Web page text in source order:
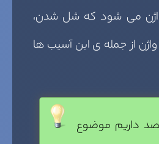
می شود که شل شدن،
از جمله ی این آسیب ها
داریم موضوع